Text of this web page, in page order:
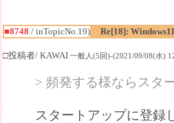
■8748 / inTopicNo.19) Re[18]:
□投稿者/ KAWAI 一般人(5回)-(2021/09/08(水)
> 頻発する様ならスタ
スタートアップに登録